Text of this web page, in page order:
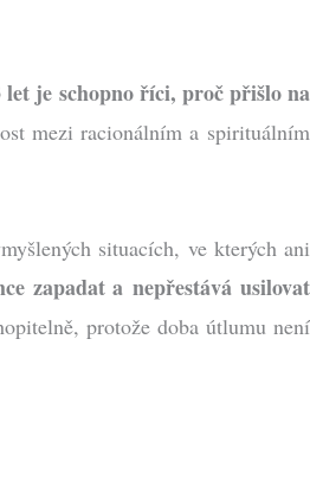
let je schopno říci, proč přišlo na
mezi racionálním a spirituálním
situacích, ve kterých ani
zapadat a nepřestává usilovat
protože doba útlumu není